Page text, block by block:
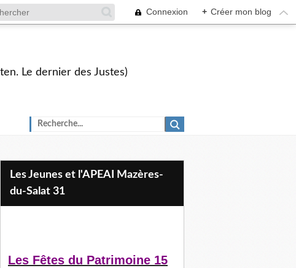
Connexion + Créer mon blog
Le dernier des Justes)
Les Jeunes et l'APEAI Mazères-
du-Salat 31
Les Fêtes du Patrimoine 15